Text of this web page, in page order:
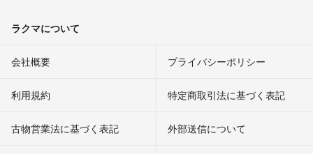
ラクマについて
会社概要 プライバシーポリシー
利用規約 特定商取引法に基づく表記
古物営業法に基づく表記 外部送信について